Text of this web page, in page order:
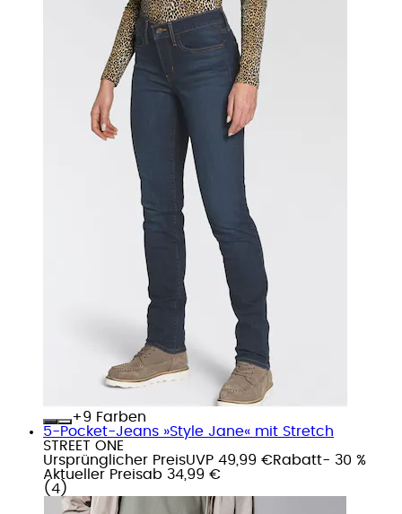
+
Farben
5-Pocket-Jeans »Style Jane« mit Stretch
STREET ONE
Ursprünglicher PreisUVP 49,99 €Rabatt- 30 %
Aktueller Preisab 34,99 €
( 4 )